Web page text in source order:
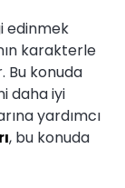
edinmek
karakterle
Bu konuda
daha iyi
yardımcı
, bu konuda